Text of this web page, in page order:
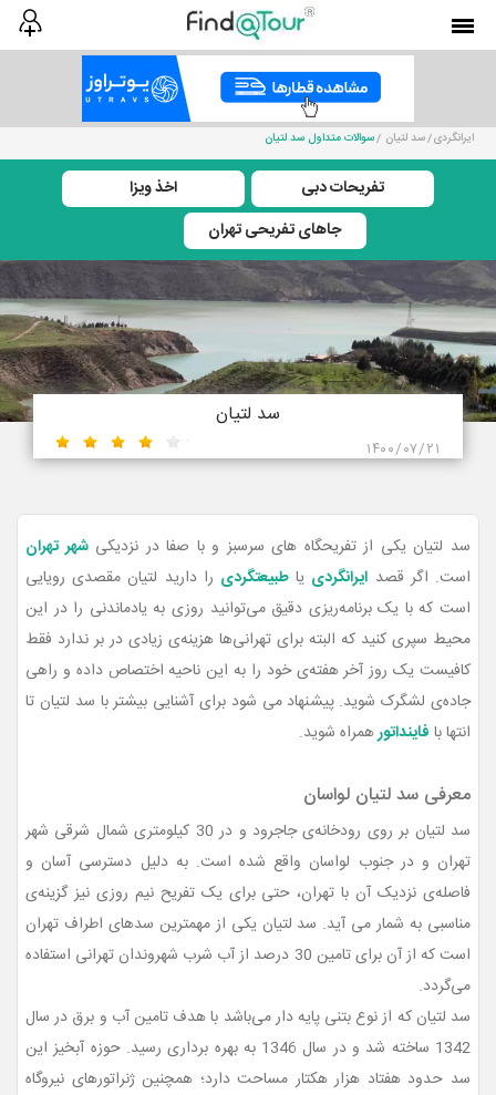
ایرانگردی سد لتیان سوالات متداول سد لتیان
تفریحات دبی
اخذ ویزا
جاهای تفریحی تهران
سد لتیان
۱۴۰۰/۰۷/۲۱
سد لتیان یکی از تفریحگاه های سرسبز و با صفا در نزدیکیشهر تهران
است. اگر قصد ایرانگردی یا طبیعتگردی را دارید لتیان مقصدی رویایی
است که با یک برنامه‌ریزی دقیق می‌توانید روزی به یادماندنی را در این
محیط سپری کنید که البته برای تهرانی‌ها هزینه‌ی زیادی در بر ندارد فقط
کافیست یک روز آخر هفته‌ی خود را به این ناحیه اختصاص داده و راهی
جاده‌ی لشگرک شوید. پیشنهاد می شود برای آشنایی بیشتر با سد لتیان تا
انتها با فاینداتورهمراه شوید.
معرفی سد لتیان لواسان
سد لتیان بر روی رودخانه‌ی جاجرود و در 30 کیلومتری شمال شرقی شهر
تهران و در جنوب لواسان واقع شده است. به دلیل دسترسی آسان و
فاصله‌ی نزدیک آن با تهران، حتی برای یک تفریح نیم روزی نیز گزینه‌ی
مناسبی به شمار می آید. سد لتیان یکی از مهمترین سدهای اطراف تهران
است که از آن برای تامین 30 درصد از
آب شرب شهروندان تهرانی استفاده
می‌گردد.
سد لتیان که از نوع بتنی پایه دار می‌باشد با هدف تامین آب و برق در سال
1342 ساخته شد و در سال 1346 به بهره برداری رسید.
حوزه آبخیز این
سد حدودهفتاد هزار هكتار مساحت دارد؛ همچنینژنراتورهای نیروگاه